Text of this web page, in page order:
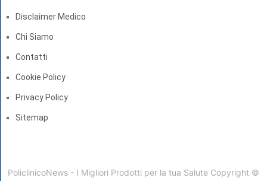
Disclaimer Medico
Chi Siamo
Contatti
Cookie Policy
Privacy Policy
Sitemap
PoliclinicoNews - I Migliori Prodotti per la tua Salute Copyright ©